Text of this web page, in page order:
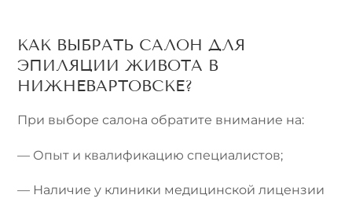
КАК ВЫБРАТЬ САЛОН ДЛЯ
ЭПИЛЯЦИИ ЖИВОТА В
НИЖНЕВАРТОВСКЕ?
При выборе салона обратите внимание на:
— Опыт и квалификацию специалистов;
— Наличие у клиники медицинской лицензии